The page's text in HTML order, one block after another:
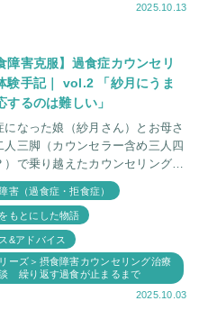
2025.10.13
障害克服】過食症カウンセリ
験手記｜ vol.2 「紗月にうま
するのは難しい」
になった娘（紗月さん）とお母さ
人三脚（カウンセラー含め三人四
）で乗り越えたカウンセリング治
2章。 「またみんなで食事
るようになりたい！」という願い
、紗
害（過食症・拒食症）
もとにした物語
&アドバイス
ーズ＞摂食障害カウンセリング治療
繰り返す過食が止まるまで
2025.10.03